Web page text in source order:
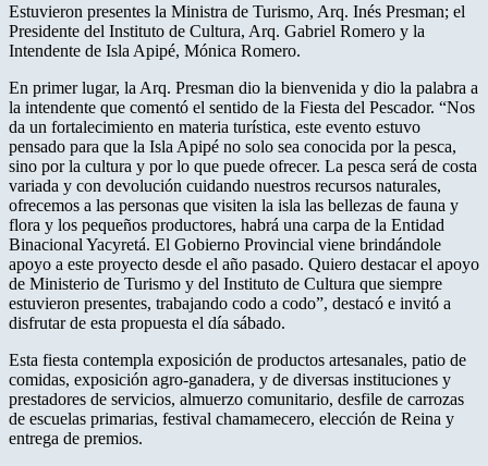
Estuvieron presentes la Ministra de Turismo, Arq. Inés Presman; el
Presidente del Instituto de Cultura, Arq. Gabriel Romero y la
Intendente de Isla Apipé, Mónica Romero.
En primer lugar, la Arq. Presman dio la bienvenida y dio la palabra a
la intendente que comentó el sentido de la Fiesta del Pescador. “Nos
da un fortalecimiento en materia turística, este evento estuvo
pensado para que la Isla Apipé no solo sea conocida por la pesca,
sino por la cultura y por lo que puede ofrecer. La pesca será de costa
variada y con devolución cuidando nuestros recursos naturales,
ofrecemos a las personas que visiten la isla las bellezas de fauna y
flora y los pequeños productores, habrá una carpa de la Entidad
Binacional Yacyretá. El Gobierno Provincial viene brindándole
apoyo a este proyecto desde el año pasado. Quiero destacar el apoyo
de Ministerio de Turismo y del Instituto de Cultura que siempre
estuvieron presentes, trabajando codo a codo”, destacó e invitó a
disfrutar de esta propuesta el día sábado.
Esta fiesta contempla exposición de productos artesanales, patio de
comidas, exposición agro-ganadera, y de diversas instituciones y
prestadores de servicios, almuerzo comunitario, desfile de carrozas
de escuelas primarias, festival chamamecero, elección de Reina y
entrega de premios.